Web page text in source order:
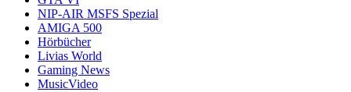
NIP-AIR MSFS Spezial
AMIGA 500
Hörbücher
Livias World
Gaming News
MusicVideo